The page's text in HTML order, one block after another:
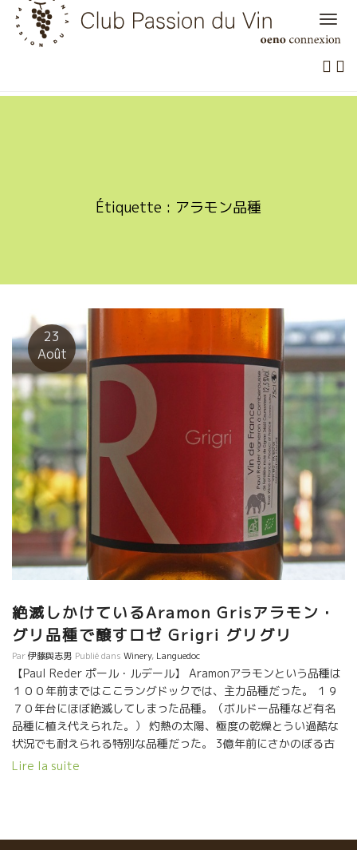
Skip
content
Étiquette : アラモン品種
23
Août
絶滅しかけているAramon Grisアラモン・
グリ品種で醸すロゼ Grigri グリグリ
Par伊藤與志男 Publié dans Winery, Languedoc
【Paul Reder ポール・ルデール】 Aramonアラモンという品種は
１００年前まではここラングドックでは、主力品種だった。 １９
７０年台にほぼ絶滅してしまった品種。（ボルドー品種など有名
品種に植え代えられた。） 灼熱の太陽、極度の乾燥とうい過酷な
状況でも耐えられる特別な品種だった。 3億年前にさかのぼる古
い石灰岩盤土壌からくる潮っぽさ、ミネラル感が特徴。 好き嫌い
Lire la suite